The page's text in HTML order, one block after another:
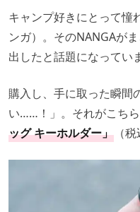
キャンプ好きにとって憧
ンガ）。そのNANGAが
出したと話題になってい
購入し、手に取った瞬間
い……！」。それがこち
ッグ キーホルダー」 （